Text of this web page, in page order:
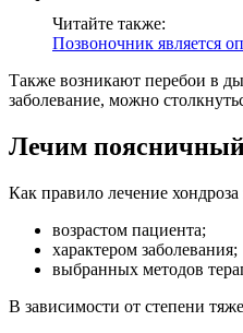
Читайте также:
Позвоночник является
Также возникают перебои в
заболевание, можно
Лечим поясничный
Как правило лечение
возрастом пациента;
характером заболевания;
выбранных методов
В зависимости от степени